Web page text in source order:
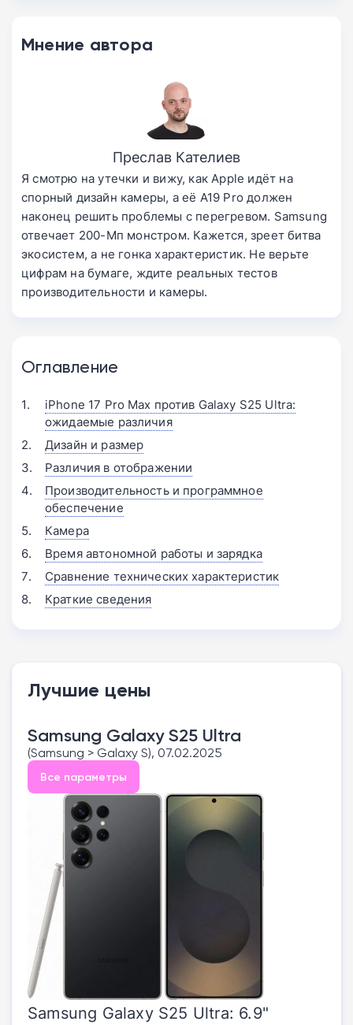
Мнение автора
Преслав Кателиев
Я смотрю на утечки и вижу, как Apple идёт на
спорный дизайн камеры, а её A19 Pro должен
наконец решить проблемы с перегревом. Samsung
отвечает 200-Мп монстром. Кажется, зреет битва
экосистем, а не гонка характеристик. Не верьте
цифрам на бумаге, ждите реальных тестов
производительности и камеры.
Оглавление
iPhone 17 Pro Max против Galaxy S25 Ultra:
ожидаемые различия
Дизайн и размер
Различия в отображении
Производительность и программное
обеспечение
Камера
Время автономной работы и зарядка
Сравнение технических характеристик
Краткие сведения
Лучшие цены
Samsung Galaxy S25 Ultra
(Samsung > Galaxy S), 07.02.2025
Все параметры
Samsung Galaxy S25 Ultra: 6.9"